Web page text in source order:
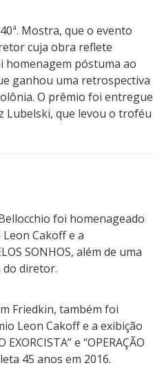
Mostra, que o evento
cuja obra reflete
homenagem póstuma ao
ganhou uma retrospectiva
O prêmio foi entregue
Lubelski, que levou o troféu
foi homenageado
Cakoff e a
SONHOS, além de uma
diretor.
Friedkin, também foi
Leon Cakoff e a exibição
e “OPERAÇÃO
45 anos em 2016.